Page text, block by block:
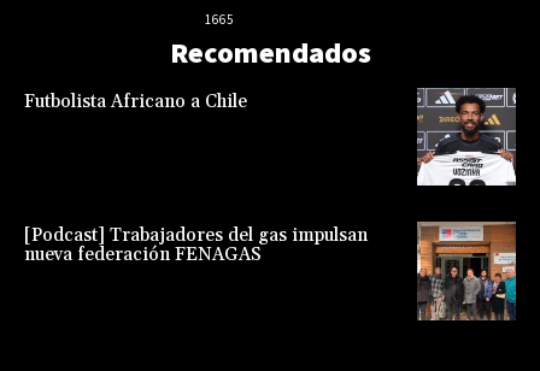
1665
Recomendados
Futbolista Africano a Chile
[Podcast] Trabajadores del gas impulsan
nueva federación FENAGAS